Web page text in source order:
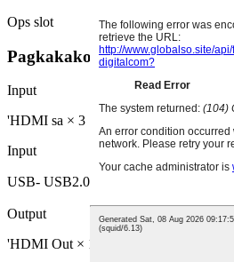
Ops slot
Pagkakakonekta at Tunog
Input
'HDMI sa × 3
Input
USB- USB2.0 × 3 ， USB3.0 × 3
Output
'HDMI Out × 1